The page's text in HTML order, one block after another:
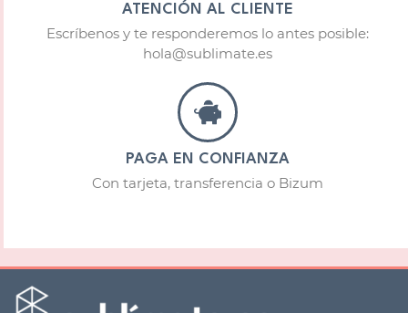
ATENCIÓN AL CLIENTE
Escríbenos y te responderemos lo antes posible:
hola@sublimate.es
PAGA EN CONFIANZA
Con tarjeta, transferencia o Bizum